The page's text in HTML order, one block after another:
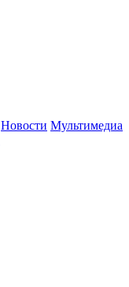
Новости Мультимедиа